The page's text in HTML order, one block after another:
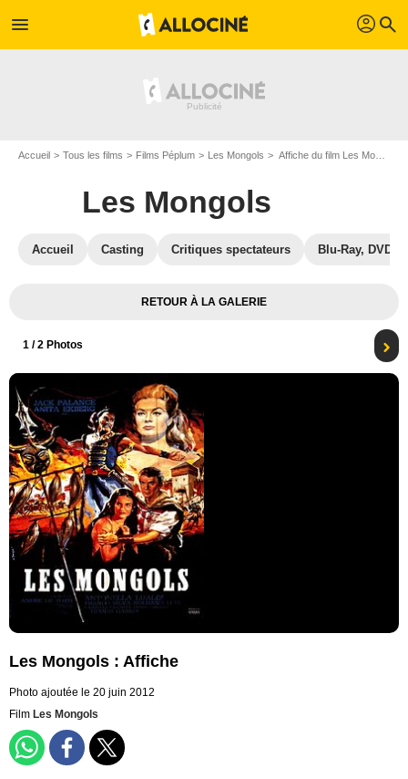
menu profil search
Accueil Tous les films Films Péplum Les Mongols Affiche du film Les Mongols - Photo 1
Les Mongols
Accueil Casting Critiques spectateurs Blu-Ray, DVD
RETOUR À LA GALERIE
1 / 2 Photos
Les Mongols : Affiche
Photo ajoutée le 20 juin 2012
Film Les Mongols